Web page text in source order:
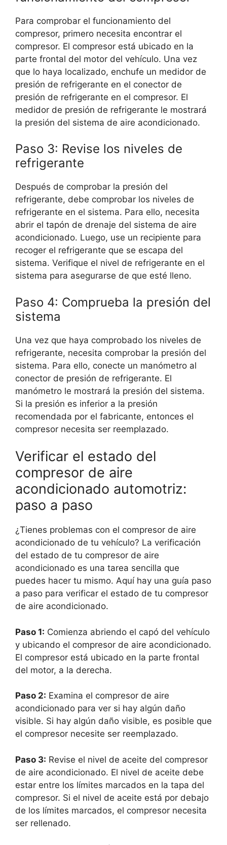
Para comprobar el funcionamiento del
compresor, primero necesita encontrar el
compresor. El compresor está ubicado en la
parte frontal del motor del vehículo. Una vez
que lo haya localizado, enchufe un medidor de
presión de refrigerante en el conector de
presión de refrigerante en el compresor. El
medidor de presión de refrigerante le mostrará
la presión del sistema de aire acondicionado.
Paso 3: Revise los niveles de
refrigerante
Después de comprobar la presión del
refrigerante, debe comprobar los niveles de
refrigerante en el sistema. Para ello, necesita
abrir el tapón de drenaje del sistema de aire
acondicionado. Luego, use un recipiente para
recoger el refrigerante que se escapa del
sistema. Verifique el nivel de refrigerante en el
sistema para asegurarse de que esté lleno.
Paso 4: Comprueba la presión del
sistema
Una vez que haya comprobado los niveles de
refrigerante, necesita comprobar la presión del
sistema. Para ello, conecte un manómetro al
conector de presión de refrigerante. El
manómetro le mostrará la presión del sistema.
Si la presión es inferior a la presión
recomendada por el fabricante, entonces el
compresor necesita ser reemplazado.
Verificar el estado del
compresor de aire
acondicionado automotriz:
paso a paso
¿Tienes problemas con el compresor de aire
acondicionado de tu vehículo? La verificación
del estado de tu compresor de aire
acondicionado es una tarea sencilla que
puedes hacer tu mismo. Aquí hay una guía paso
a paso para verificar el estado de tu compresor
de aire acondicionado.
Paso 1: Comienza abriendo el capó del vehículo
y ubicando el compresor de aire acondicionado.
El compresor está ubicado en la parte frontal
del motor, a la derecha.
Paso 2: Examina el compresor de aire
acondicionado para ver si hay algún daño
visible. Si hay algún daño visible, es posible que
el compresor necesite ser reemplazado.
Paso 3: Revise el nivel de aceite del compresor
de aire acondicionado. El nivel de aceite debe
estar entre los límites marcados en la tapa del
compresor. Si el nivel de aceite está por debajo
de los límites marcados, el compresor necesita
ser rellenado.